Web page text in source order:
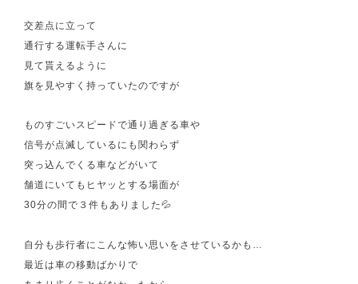
交差点に立って
通行する運転手さんに
見て貰えるように
旗を見やすく持っていたのですが
ものすごいスピードで通り過ぎる車や
信号が点滅しているにも関わらず
突っ込んでくる車などがいて
舗道にいてもヒヤッとする場面が
30分の間で３件もありました💦
自分も歩行者にこんな怖い思いをさせているかも…
最近は車の移動ばかりで